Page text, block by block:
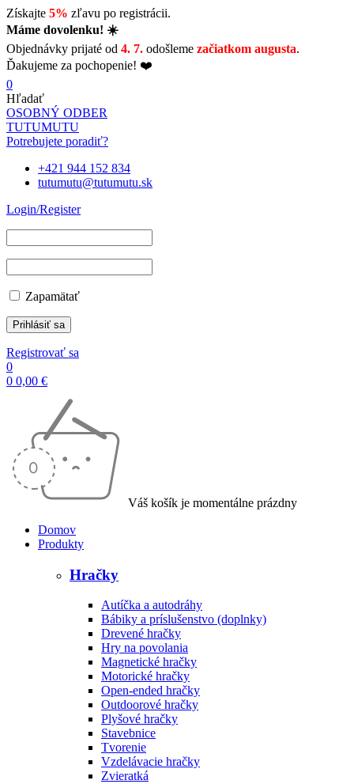
Získajte 5% zľavu po registrácii.
Máme dovolenku! ☀️
Objednávky prijaté od 4. 7. odošleme začiatkom augusta.
Ďakujeme za pochopenie! ❤️
0
Hľadať
OSOBNÝ ODBER
TUTUMUTU
Potrebujete poradiť?
+421 944 152 834
tutumutu@tutumutu.sk
Login/Register
Zapamätať
Registrovať sa
0
0 0,00 €
Váš košík je momentálne prázdny
Domov
Produkty
Hračky
Autíčka a autodráhy
Bábiky a príslušenstvo (doplnky)
Drevené hračky
Hry na povolania
Magnetické hračky
Motorické hračky
Open-ended hračky
Outdoorové hračky
Plyšové hračky
Stavebnice
Tvorenie
Vzdelávacie hračky
Zvieratká